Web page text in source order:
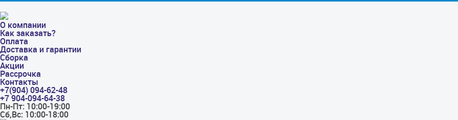
О компании
Как заказать?
Оплата
Доставка и гарантии
Сборка
Акции
Рассрочка
Контакты
+7(904) 094-62-48
+7 904-094-64-38
Пн-Пт: 10:00-19:00
Сб,Вс: 10:00-18:00